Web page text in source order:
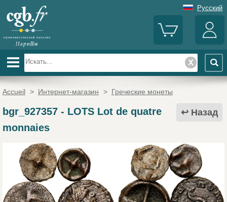
Русский
Accueil > Интернет-магазин > Греческие монеты
Назад
bgr_927357- LOTS Lot de quatre
monnaies